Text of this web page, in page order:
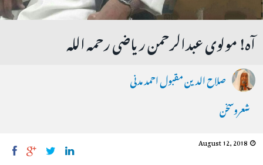
آہ! مولوی عبدالرحمن ریاضی رحمہ اللہ
صلاح الدین مقبول احمد مدنی
شعروسخن
August 12, 2018